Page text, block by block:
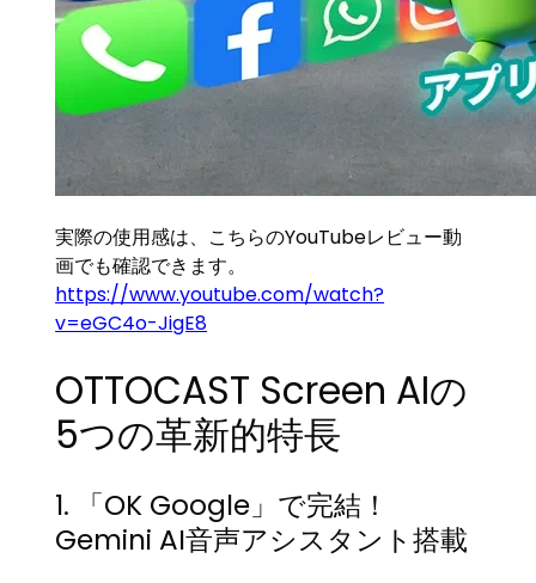
実際の使用感は、こちらのYouTubeレビュー動
画でも確認できます。
https://www.youtube.com/watch?
v=eGC4o-JigE8
OTTOCAST Screen AIの
5つの革新的特長
1. 「OK Google」で完結！
Gemini AI音声アシスタント搭載